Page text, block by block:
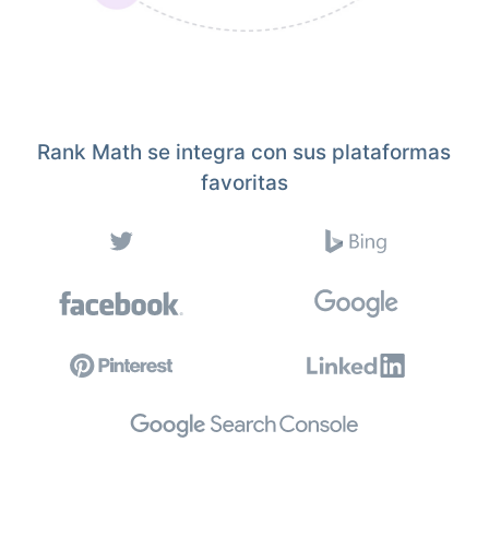
Rank Math se integra con sus plataformas
favoritas